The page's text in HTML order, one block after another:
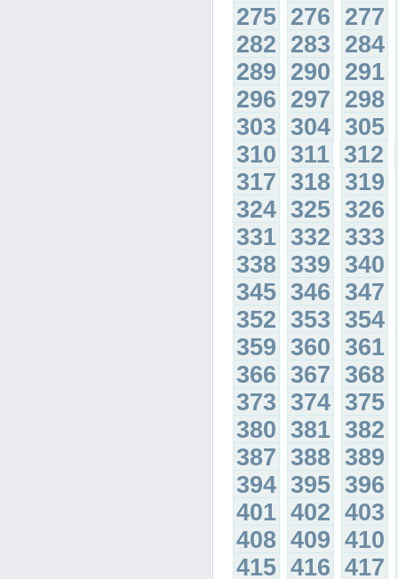
275 276 277
282 283 284
289 290 291
296 297 298
303 304 305
310 311 312
317 318 319
324 325 326
331 332 333
338 339 340
345 346 347
352 353 354
359 360 361
366 367 368
373 374 375
380 381 382
387 388 389
394 395 396
401 402 403
408 409 410
415 416 417